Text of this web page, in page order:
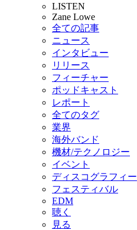
LISTEN
Zane Lowe
全ての記事
ニュース
インタビュー
リリース
フィーチャー
ポッドキャスト
レポート
全てのタグ
業界
海外バンド
機材/テクノロジー
イベント
ディスコグラフィー
フェスティバル
EDM
聴く
見る